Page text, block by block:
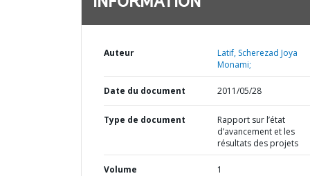
Auteur
Latif, Scherezad Joya
Monami;
Date du document 2011/05/28
Type de document
Rapport sur l’état
d’avancement et les
résultats des projets
Volume 1